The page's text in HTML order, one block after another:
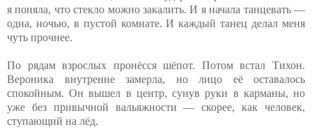
я поняла, что стекло можно закалить. И я начала танцевать —
одна, ночью, в пустой комнате. И каждый танец делал меня
чуть прочнее.
По рядам взрослых пронёсся шёпот. Потом встал Тихон.
Вероника внутренне замерла, но лицо её оставалось
спокойным. Он вышел в центр, сунув руки в карманы, но
уже без привычной вальяжности — скорее, как человек,
ступающий на лёд.